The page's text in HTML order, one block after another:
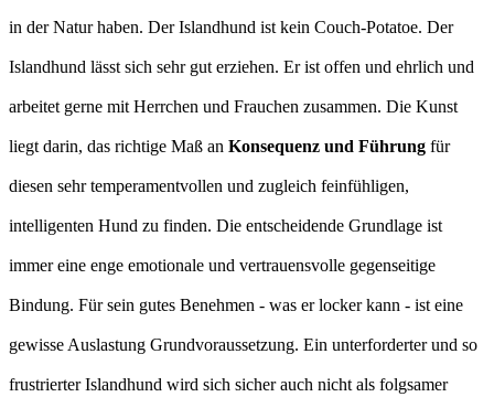
in der Natur haben. Der Islandhund ist kein Couch-Potatoe. Der
Islandhund lässt sich sehr gut erziehen. Er ist offen und ehrlich und
arbeitet gerne mit Herrchen und Frauchen zusammen. Die Kunst
liegt darin, das richtige Maß an Konsequenz und Führung für
diesen sehr temperamentvollen und zugleich feinfühligen,
intelligenten Hund zu finden. Die entscheidende Grundlage ist
immer eine enge emotionale und vertrauensvolle gegenseitige
Bindung. Für sein gutes Benehmen - was er locker kann - ist eine
gewisse Auslastung Grundvoraussetzung. Ein unterforderter und so
frustrierter Islandhund wird sich sicher auch nicht als folgsamer